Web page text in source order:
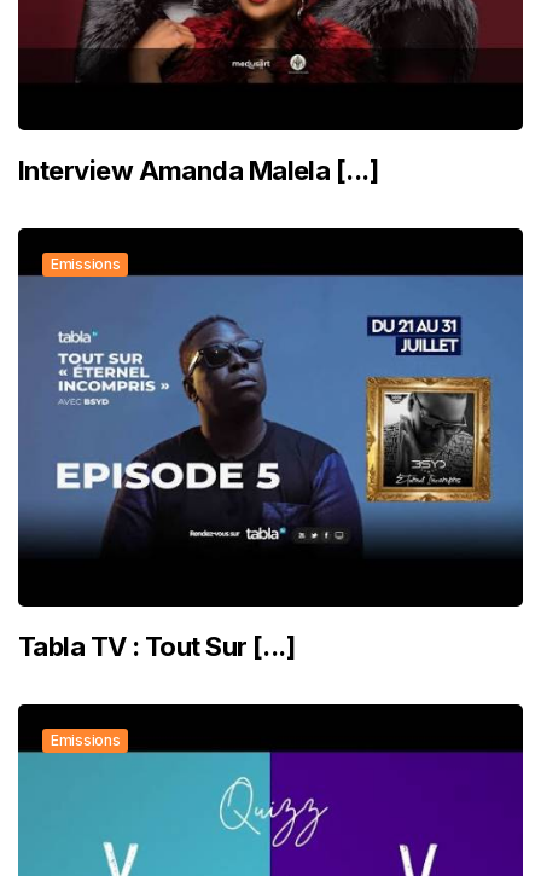
Interview Amanda Malela [...]
Emissions
Tabla TV : Tout Sur [...]
Emissions